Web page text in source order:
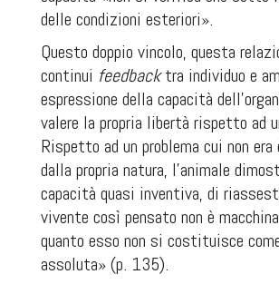
delle condizioni esteriori».
Questo doppio vincolo, questa
continui feedbacktra individuo e
espressione della capacità
valere la propria libertà rispetto
Rispetto ad un problema cui non
dalla propria natura, l’animale
capacità quasi inventiva, di
vivente così pensato non è
quanto esso non si costituisce
assoluta» (p. 135).